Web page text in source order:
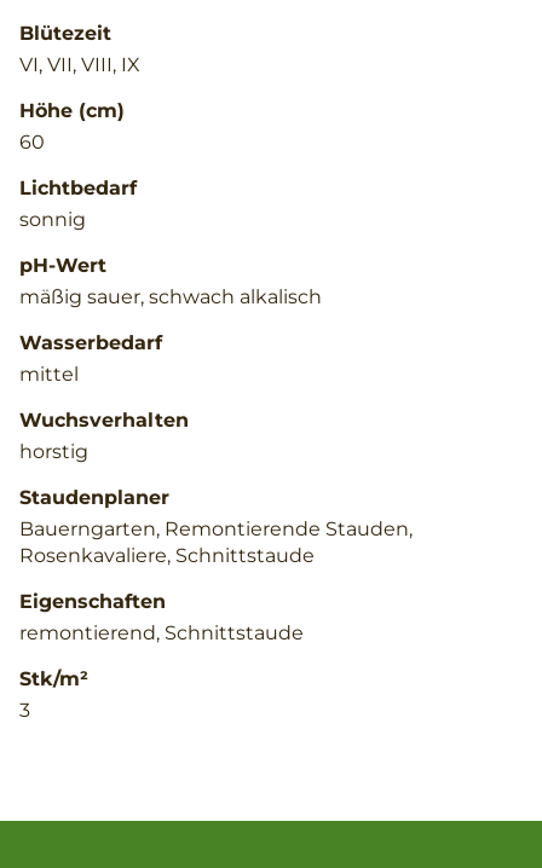
Blütezeit
VI, VII, VIII, IX
Höhe (cm)
60
Lichtbedarf
sonnig
pH-Wert
mäßig sauer, schwach alkalisch
Wasserbedarf
mittel
Wuchsverhalten
horstig
Staudenplaner
Bauerngarten, Remontierende Stauden,
Rosenkavaliere, Schnittstaude
Eigenschaften
remontierend, Schnittstaude
Stk/m²
3